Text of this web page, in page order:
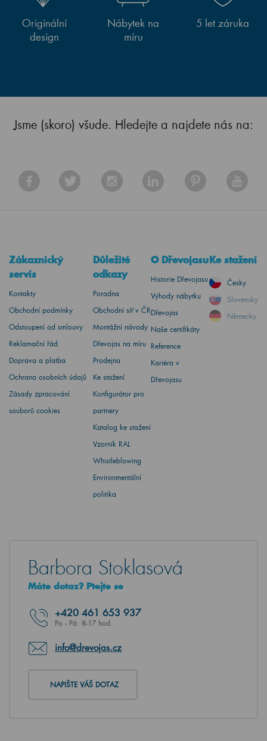
Originální
design
Nábytek na
míru
5 let záruka
Jsme (skoro) všude. Hledejte a najdete nás na:
Zákaznický
servis
Kontakty
Obchodní podmínky
Odstoupení od smlouvy
Reklamační řád
Doprava a platba
Ochrana osobních údajů
Zásady zpracování
souborů cookies
Důležité
odkazy
Poradna
Obchodní síť v ČR
Montážní návody
Dřevojas na míru
Prodejna
Ke stažení
Konfigurátor pro
partnery
Katalog ke stažení
Vzorník RAL
Whistleblowing
Environmentální
politika
O Dřevojasu
Historie Dřevojasu
Výhody nábytku
Dřevojas
Naše certifikáty
Reference
Kariéra v
Dřevojasu
Ke stažení
Česky
Slovensky
Německy
Barbora Stoklasová
Máte dotaz? Ptejte se
+420 461 653 937
Po - Pá: 8-17 hod.
info@drevojas.cz
NAPIŠTE VÁŠ DOTAZ